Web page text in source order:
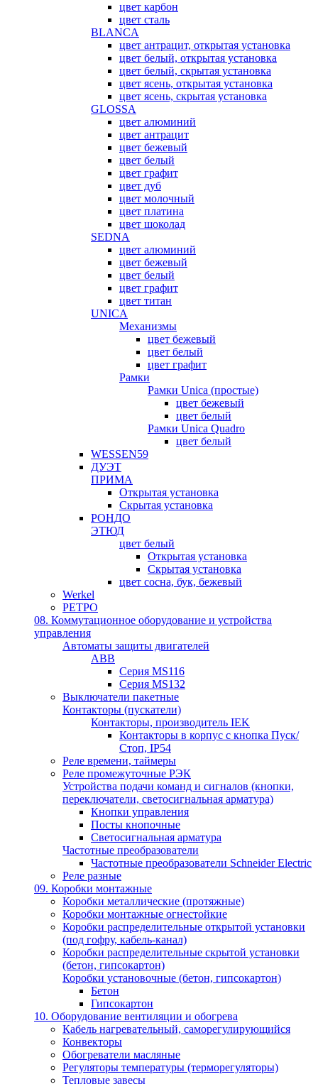
цвет карбон
цвет сталь
BLANCA
цвет антрацит, открытая установка
цвет белый, открытая установка
цвет белый, скрытая установка
цвет ясень, открытая установка
цвет ясень, скрытая установка
GLOSSA
цвет алюминий
цвет антрацит
цвет бежевый
цвет белый
цвет графит
цвет дуб
цвет молочный
цвет платина
цвет шоколад
SEDNA
цвет алюминий
цвет бежевый
цвет белый
цвет графит
цвет титан
UNICA
Механизмы
цвет бежевый
цвет белый
цвет графит
Рамки
Рамки Unica (простые)
цвет бежевый
цвет белый
Рамки Unica Quadro
цвет белый
WESSEN59
ДУЭТ
ПРИМА
Открытая установка
Скрытая установка
РОНДО
ЭТЮД
цвет белый
Открытая установка
Скрытая установка
цвет сосна, бук, бежевый
Werkel
РЕТРО
08. Коммутационное оборудование и устройства
управления
Автоматы защиты двигателей
ABB
Серия MS116
Серия MS132
Выключатели пакетные
Контакторы (пускатели)
Контакторы, производитель IEK
Контакторы в корпус с кнопка Пуск/
Стоп, IP54
Реле времени, таймеры
Реле промежуточные РЭК
Устройства подачи команд и сигналов (кнопки,
переключатели, светосигнальная арматура)
Кнопки управления
Посты кнопочные
Светосигнальная арматура
Частотные преобразователи
Частотные преобразователи Schneider Electric
Реле разные
09. Коробки монтажные
Коробки металлические (протяжные)
Коробки монтажные огнестойкие
Коробки распределительные открытой установки
(под гофру, кабель-канал)
Коробки распределительные скрытой установки
(бетон, гипсокартон)
Коробки установочные (бетон, гипсокартон)
Бетон
Гипсокартон
10. Оборудование вентиляции и обогрева
Кабель нагревательный, саморегулирующийся
Конвекторы
Обогреватели масляные
Регуляторы температуры (терморегуляторы)
Тепловые завесы